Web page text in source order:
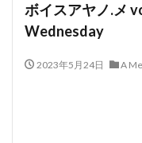
ボイスアヤノ.メ
Wednesday
2023年5月24日 A